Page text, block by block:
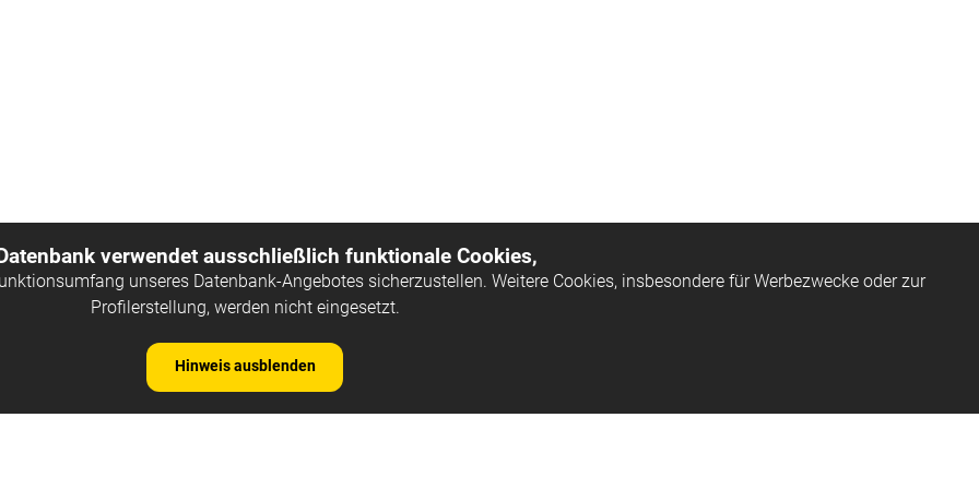
verwendet ausschließlich funktionale Cookies,
unseres Datenbank-Angebotes sicherzustellen. Weitere Cookies, insbesondere für Werbezwecke oder zur
Profilerstellung, werden nicht eingesetzt.
Hinweis ausblenden